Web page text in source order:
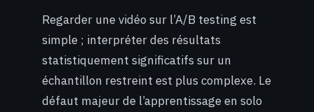
Regarder une vidéo sur l’A/B testing est
simple ; interpréter des résultats
statistiquement significatifs sur un
échantillon restreint est plus complexe. Le
défaut majeur de l’apprentissage en solo